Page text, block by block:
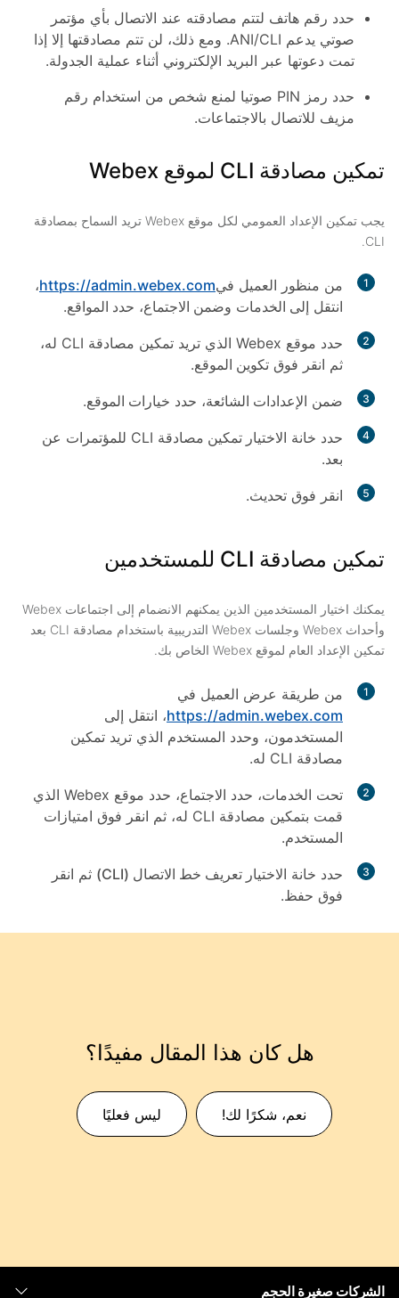
حدد رقم هاتف لتتم مصادقته عند الاتصال بأي مؤتمر
صوتي يدعم ANI/CLI. ومع ذلك، لن تتم مصادقتها إلا إذا
تمت دعوتها عبر البريد الإلكتروني أثناء عملية الجدولة.
حدد رمز PIN صوتيا لمنع شخص من استخدام رقم
مزيف للاتصال بالاجتماعات.
تمكين مصادقة CLI لموقع Webex
يجب تمكين الإعداد العمومي لكل موقع Webex تريد السماح بمصادقة
CLI.
1 من منظور العميل فيhttps://admin.webex.com،
انتقل إلى الخدمات وضمن الاجتماع، حدد المواقع.
2
حدد موقع Webex الذي تريد تمكين مصادقة CLI له،
ثم انقر فوق تكوين الموقع.
3 ضمن الإعدادات الشائعة، حدد خيارات الموقع.
4 حدد خانة الاختيار تمكين مصادقة
CLI للمؤتمرات عن
بعد.
5 انقر فوق تحديث.
تمكين مصادقة CLI للمستخدمين
يمكنك اختيار المستخدمين الذين يمكنهم الانضمام إلى اجتماعات Webex
وأحداث Webex وجلسات Webex التدريبية باستخدام مصادقة CLI بعد
تمكين الإعداد العام لموقع Webex الخاص بك.
1
من طريقة عرض العميل في
https://admin.webex.com، انتقل إلى
المستخدمون، وحدد المستخدم الذي تريد تمكين
مصادقة CLI له.
2 تحت الخدمات، حدد الاجتماع
، حدد موقع Webex الذي
قمت بتمكين مصادقة CLI له، ثم انقر فوق
امتيازات
المستخدم.
3 حدد خانة الاختيار تعريف خط الاتصال (CLI)
ثم انقر
فوق حفظ.
هل كان هذا المقال مفيدًا؟
نعم، شكرًا لك! ليس فعليًا
الشركات صغيرة الحجم